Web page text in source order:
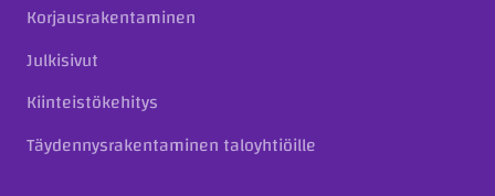
Korjausrakentaminen
Julkisivut
Kiinteistökehitys
Täydennysrakentaminen taloyhtiöille